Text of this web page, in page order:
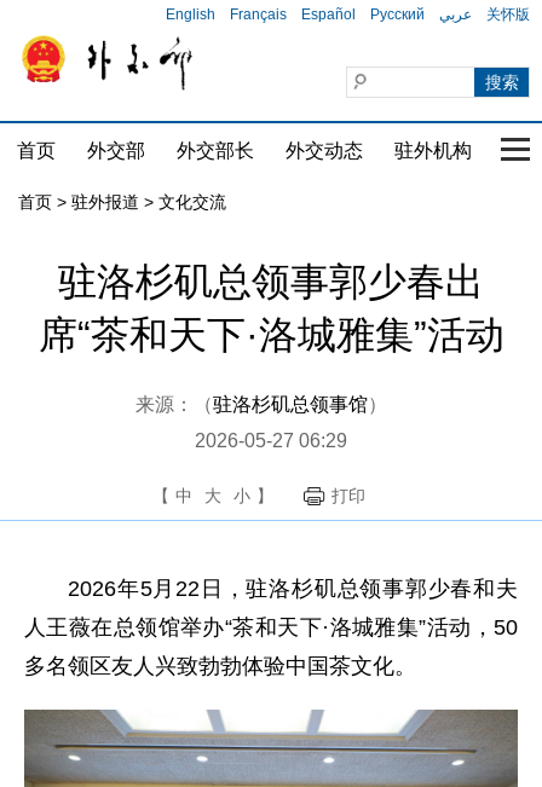
English Français Español Русский عربي 关怀版
首页 外交部 外交部长 外交动态 驻外机构 国
首页 > 驻外报道 > 文化交流
驻洛杉矶总领事郭少春出
席“茶和天下·洛城雅集”活动
来源：（驻洛杉矶总领事馆）
2026-05-27 06:29
【 中 大 小 】 打印
2026年5月22日，驻洛杉矶总领事郭少春和夫
人王薇在总领馆举办“茶和天下·洛城雅集”活动，50
多名领区友人兴致勃勃体验中国茶文化。